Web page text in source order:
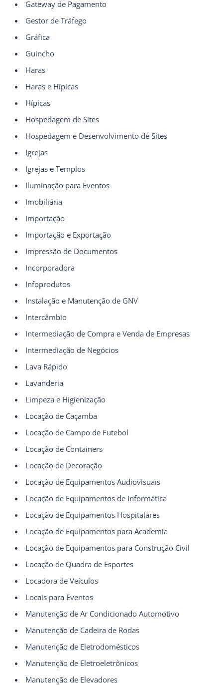
Gateway de Pagamento
Gestor de Tráfego
Gráfica
Guincho
Haras
Haras e Hípicas
Hípicas
Hospedagem de Sites
Hospedagem e Desenvolvimento de Sites
Igrejas
Igrejas e Templos
Iluminação para Eventos
Imobiliária
Importação
Importação e Exportação
Impressão de Documentos
Incorporadora
Infoprodutos
Instalação e Manutenção de GNV
Intercâmbio
Intermediação de Compra e Venda de Empresas
Intermediação de Negócios
Lava Rápido
Lavanderia
Limpeza e Higienização
Locação de Caçamba
Locação de Campo de Futebol
Locação de Containers
Locação de Decoração
Locação de Equipamentos Audiovisuais
Locação de Equipamentos de Informática
Locação de Equipamentos Hospitalares
Locação de Equipamentos para Academia
Locação de Equipamentos para Construção Civil
Locação de Quadra de Esportes
Locadora de Veículos
Locais para Eventos
Manutenção de Ar Condicionado Automotivo
Manutenção de Cadeira de Rodas
Manutenção de Eletrodomésticos
Manutenção de Eletroeletrônicos
Manutenção de Elevadores